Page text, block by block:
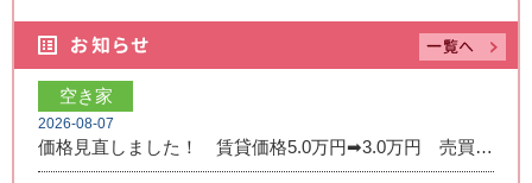
空き家
2026-08-07
価格見直しました！ 賃貸価格5.0万円➡3.0万円 売買価格350万円➡250万円